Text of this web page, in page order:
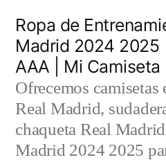
contenido
Ropa de
Madrid 2024
AAA | Mi Camiseta
Ofrecemos
Real Madrid,
chaqueta Real
Madrid 2024 2025